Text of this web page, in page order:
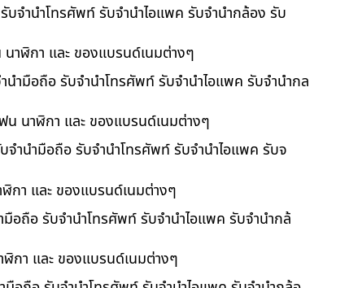
จำนำโทรศัพท์ รับจำนำไอแพค รับจำนำกล้อง รับ
าฬิกา และ ของแบรนด์เนมต่างๆ
ำมือถือ รับจำนำโทรศัพท์ รับจำนำไอแพค รับจำนำกล
น นาฬิกา และ ของแบรนด์เนมต่างๆ
จำนำมือถือ รับจำนำโทรศัพท์ รับจำนำไอแพค รับจ
กา และ ของแบรนด์เนมต่างๆ
อถือ รับจำนำโทรศัพท์ รับจำนำไอแพค รับจำนำกล้
กา และ ของแบรนด์เนมต่างๆ